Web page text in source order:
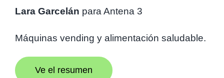
Lara Garcelán para Antena 3
Máquinas vending y alimentación saludable.
Ve el resumen